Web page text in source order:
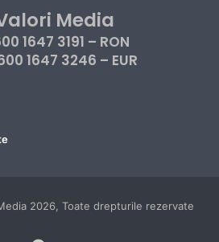
Media
1647 3191 – RON
1647 3246 – EUR
2026, Toate drepturile rezervate